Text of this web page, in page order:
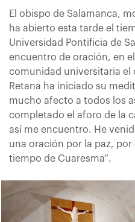
El obispo de Salamanca,
ha abierto esta tarde el
Universidad Pontificia de
encuentro de oración, en
comunidad universitaria el
Retana ha iniciado su
mucho afecto a todos los
completado el aforo de la
así me encuentro. He
una oración por la paz, por
tiempo de Cuaresma”.